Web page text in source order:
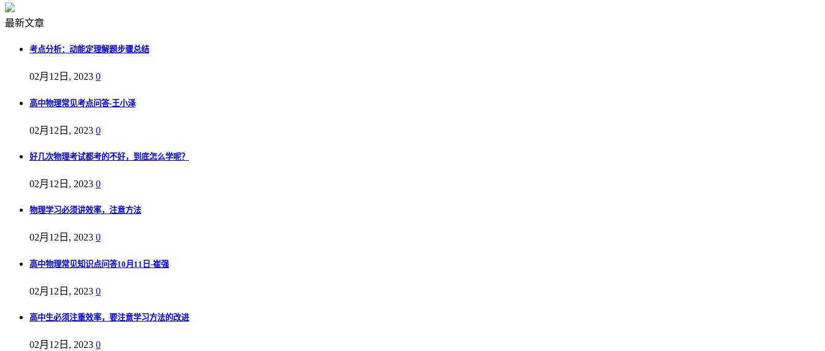
最新文章
考点分析：动能定理解题步骤总结
02月12日, 2023 0
高中物理常见考点问答-王小泽
02月12日, 2023 0
好几次物理考试都考的不好，到底怎么学呢？
02月12日, 2023 0
物理学习必须讲效率，注意方法
02月12日, 2023 0
高中物理常见知识点问答10月11日-崔强
02月12日, 2023 0
高中生必须注重效率，要注意学习方法的改进
02月12日, 2023 0